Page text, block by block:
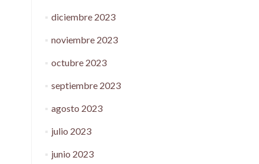
diciembre 2023
noviembre 2023
octubre 2023
septiembre 2023
agosto 2023
julio 2023
junio 2023